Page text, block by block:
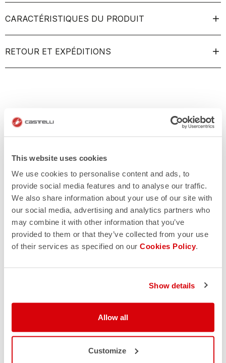
This website uses cookies
We use cookies to personalise content and ads, to
provide social media features and to analyse our traffic.
We also share information about your use of our site with
our social media, advertising and analytics partners who
may combine it with other information that you’ve
provided to them or that they’ve collected from your use
of their services as specified on our Cookies Policy.
Show details
Allow all
Customize
CARACTÉRISTIQUES DU PRODUIT
RETOUR ET EXPÉDITIONS